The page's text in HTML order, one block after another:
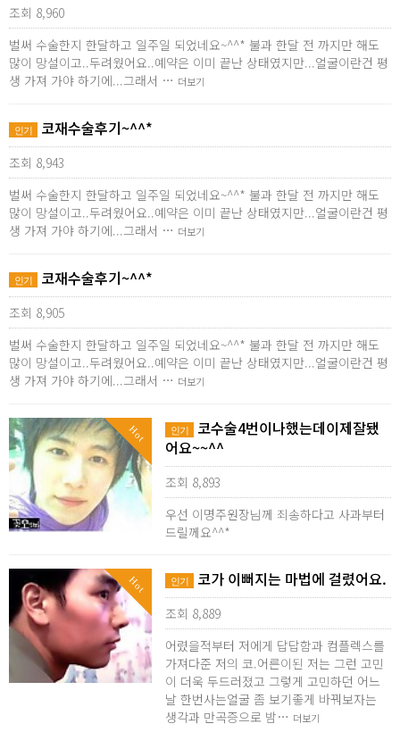
조회 8,960
벌써 수술한지 한달하고 일주일 되었네요~^^* 불과 한달 전 까지만 해도
많이 망설이고..두려웠어요..예약은 이미 끝난 상태였지만...얼굴이란건 평
생 가져 가야 하기에...그래서 … 더보기
인기 코재수술후기~^^*
조회 8,943
벌써 수술한지 한달하고 일주일 되었네요~^^* 불과 한달 전 까지만 해도
많이 망설이고..두려웠어요..예약은 이미 끝난 상태였지만...얼굴이란건 평
생 가져 가야 하기에...그래서 … 더보기
인기 코재수술후기~^^*
조회 8,905
벌써 수술한지 한달하고 일주일 되었네요~^^* 불과 한달 전 까지만 해도
많이 망설이고..두려웠어요..예약은 이미 끝난 상태였지만...얼굴이란건 평
생 가져 가야 하기에...그래서 … 더보기
Hot 인기
코수술4번이나했는데이제잘됐
어요~~^^
조회 8,893
우선 이명주원장님께 죄송하다고 사과부터
드릴께요^^*
Hot 인기 코가 이뻐지는 마법에 걸렸어요.
조회 8,889
어렸을적부터 저에게 답답함과 컴플렉스를
가져다준 저의 코.어른이된 저는 그런 고민
이 더욱 두드러졌고 그렇게 고민하던 어느
날 한번사는얼굴 좀 보기좋게 바꿔보자는
생각과 만곡증으로 밤… 더보기